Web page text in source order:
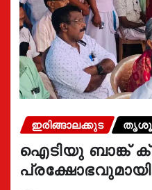
ഇരിങ്ങാലക്കുട
ഐടിയു ബാങ്ക്